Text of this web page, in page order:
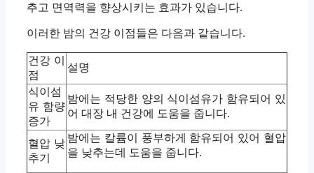
추고 면역력을 향상시키는 효과가 있습니다.
이러한 밤의 건강 이점들은 다음과 같습니다.
건강 이
점
설명
식이섬
유 함량
증가
밤에는 적당한 양의 식이섬유가 함유되어 있
어 대장 내 건강에 도움을 줍니다.
혈압 낮
추기
밤에는 칼륨이 풍부하게 함유되어 있어 혈압
을 낮추는데 도움을 줍니다.